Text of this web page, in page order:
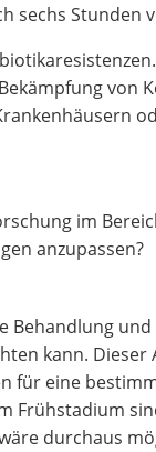
sechs Stunden
von
im
anzupassen?
kann. Dieser
für eine
Frühstadium
durchaus